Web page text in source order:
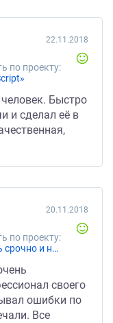
по проекту:
22.11.2018
Быстро
и сделал её в
по проекту:
«Перенести сайт с HTML на WP очень срочно и надо очень качество»
20.11.2018
своего
ошибки по
Все